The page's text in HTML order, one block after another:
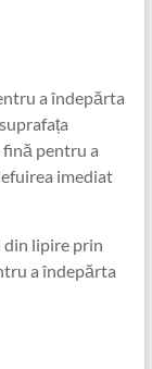
a îndepărta
pentru a
imediat
din lipire prin
a îndepărta